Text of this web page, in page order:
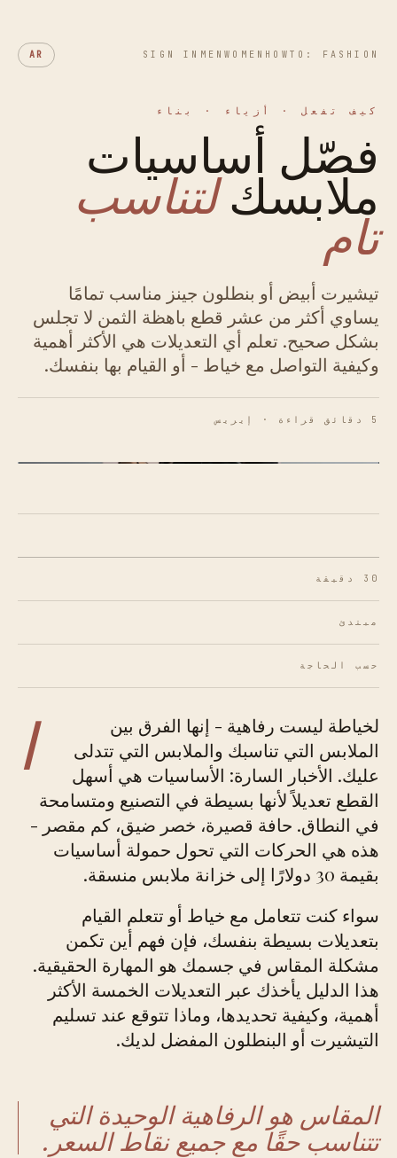
HOWTO: FASHION
WOMEN
MEN
SIGN IN
AR
كيف تفعل · أزياء · بناء
فصّل أساسيات
ملابسكلتناسب
تام
تيشيرت أبيض أو بنطلون جينز مناسب تمامًا
يساوي أكثر من عشر قطع باهظة الثمن لا تجلس
بشكل صحيح. تعلم أي التعديلات هي الأكثر أهمية
وكيفية التواصل مع خياط - أو القيام بها بنفسك.
5 دقائق قراءة · إيريس
30 دقيقة
مبتدئ
حسب الحاجة
ا
لخياطة ليست رفاهية - إنها الفرق بين
الملابس التي تناسبك والملابس التي تتدلى
عليك. الأخبار السارة: الأساسيات هي أسهل
القطع تعديلاً لأنها بسيطة في التصنيع ومتسامحة
في النطاق. حافة قصيرة، خصر ضيق، كم مقصر -
هذه هي الحركات التي تحول حمولة أساسيات
بقيمة 30 دولارًا إلى خزانة ملابس منسقة.
سواء كنت تتعامل مع خياط أو تتعلم القيام
بتعديلات بسيطة بنفسك، فإن فهم أين تكمن
مشكلة المقاس في جسمك هو المهارة الحقيقية.
هذا الدليل يأخذك عبر التعديلات الخمسة الأكثر
أهمية، وكيفية تحديدها، وماذا تتوقع عند تسليم
التيشيرت أو البنطلون المفضل لديك.
المقاس هو الرفاهية الوحيدة التي
تتناسب حقًا مع جميع نقاط السعر.